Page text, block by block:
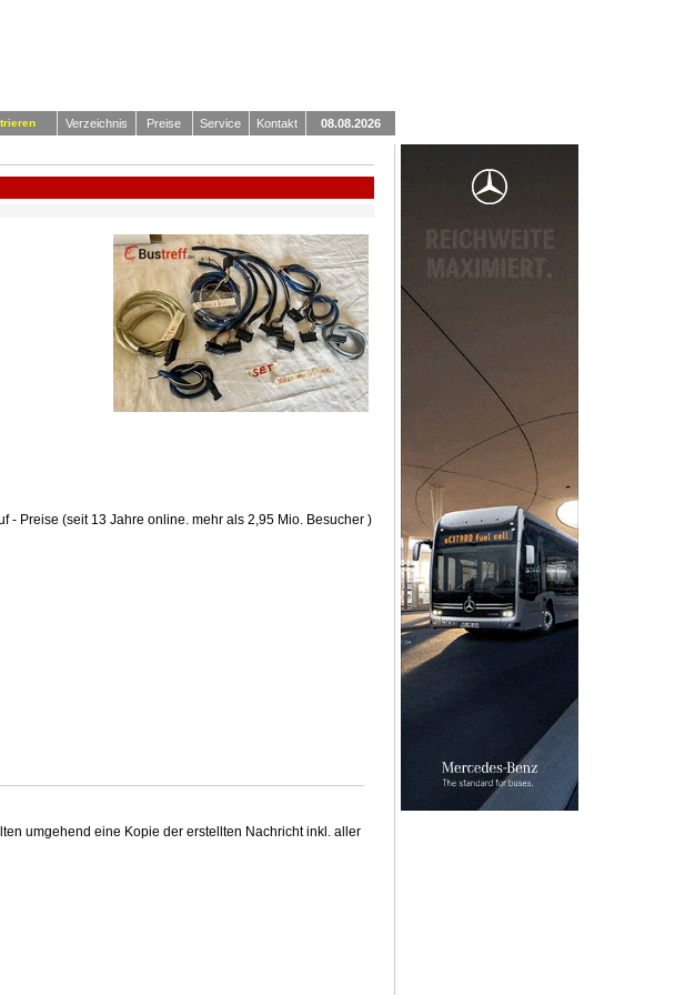
Verzeichnis Preise Service Kontakt 08.08.2026
- Preise (seit 13 Jahre online. mehr als 2,95 Mio. Besucher )
umgehend eine Kopie der erstellten Nachricht inkl. aller